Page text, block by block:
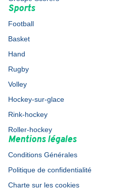
Sports
Football
Basket
Hand
Rugby
Volley
Hockey-sur-glace
Rink-hockey
Roller-hockey
Mentions légales
Conditions Générales
Politique de confidentialité
Charte sur les cookies